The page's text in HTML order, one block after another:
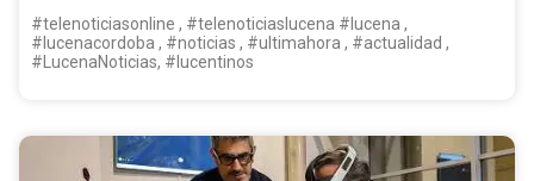
#telenoticiasonline , #telenoticiaslucena #lucena ,
#lucenacordoba , #noticias , #ultimahora , #actualidad ,
#LucenaNoticias, #lucentinos